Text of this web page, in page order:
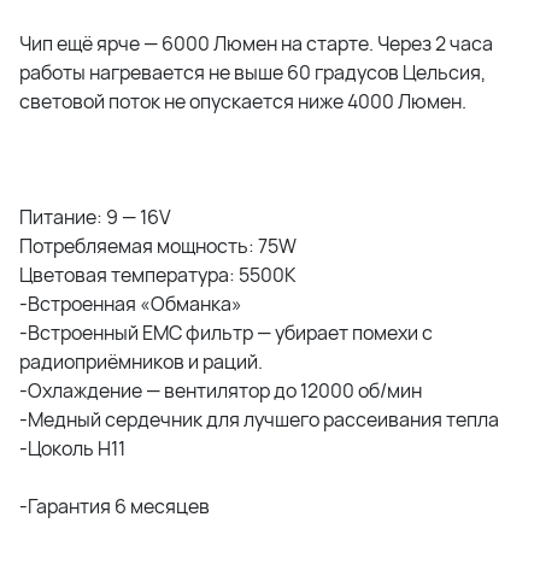
Чип ещё ярче — 6000 Люмен на старте. Через 2 часа
работы нагревается не выше 60 градусов Цельсия,
световой поток не опускается ниже 4000 Люмен.
Питание: 9 — 16V
Потребляемая мощность: 75W
Цветовая температура: 5500K
-Встроенная «Обманка»
-Встроенный EMC фильтр — убирает помехи с
радиоприёмников и раций.
-Охлаждение — вентилятор до 12000 об/мин
-Медный сердечник для лучшего рассеивания тепла
-Цоколь Н11
-Гарантия 6 месяцев